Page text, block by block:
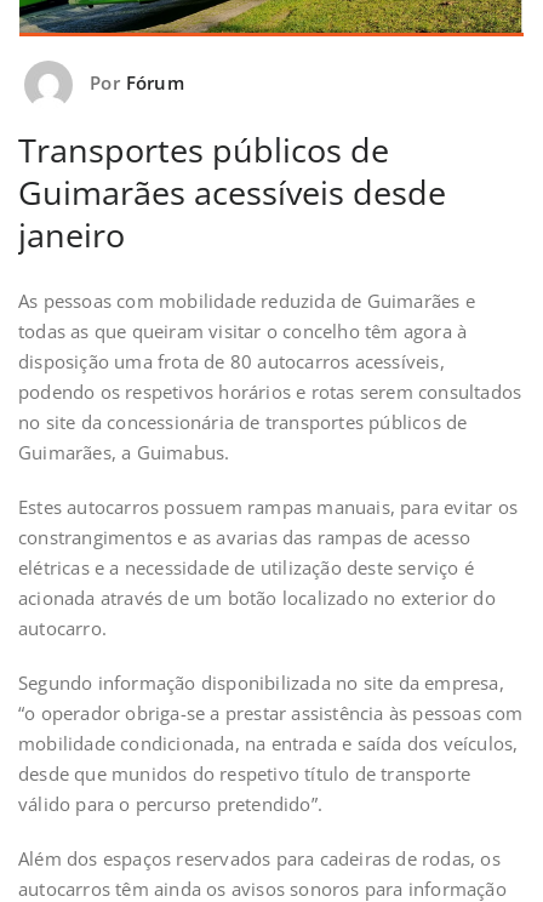
Por Fórum
Transportes públicos de
Guimarães acessíveis desde
janeiro
As pessoas com mobilidade reduzida de Guimarães e
todas as que queiram visitar o concelho têm agora à
disposição uma frota de 80 autocarros acessíveis,
podendo os respetivos horários e rotas serem consultados
no site da concessionária de transportes públicos de
Guimarães, a Guimabus.
Estes autocarros possuem rampas manuais, para evitar os
constrangimentos e as avarias das rampas de acesso
elétricas e a necessidade de utilização deste serviço é
acionada através de um botão localizado no exterior do
autocarro.
Segundo informação disponibilizada no site da empresa,
“o operador obriga-se a prestar assistência às pessoas com
mobilidade condicionada, na entrada e saída dos veículos,
desde que munidos do respetivo título de transporte
válido para o percurso pretendido”.
Além dos espaços reservados para cadeiras de rodas, os
autocarros têm ainda os avisos sonoros para informação